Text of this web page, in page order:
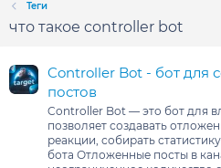
Теги
что такое controller bot
Controller Bot - бот для
постов
Controller Bot — это бот для
позволяет создавать
реакции, собирать
бота Отложенные посты в